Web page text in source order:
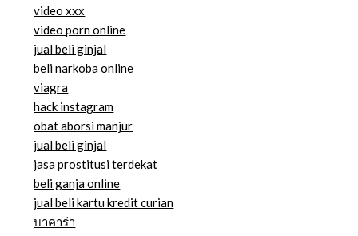
video xxx
video porn online
jual beli ginjal
beli narkoba online
viagra
hack instagram
obat aborsi manjur
jual beli ginjal
jasa prostitusi terdekat
beli ganja online
jual beli kartu kredit curian
บาคาร่า